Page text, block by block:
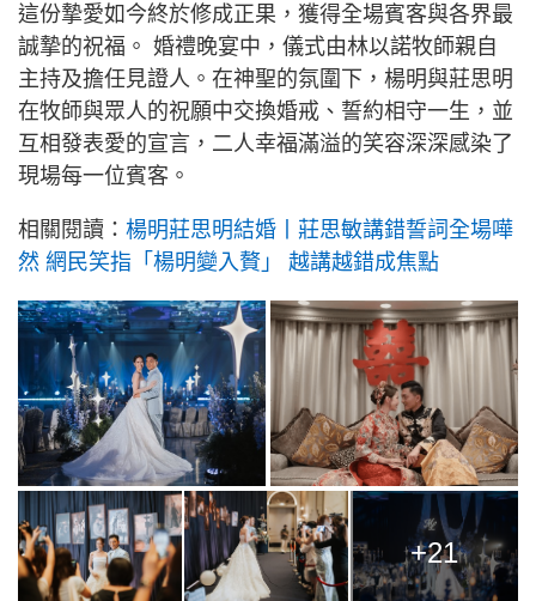
這份摯愛如今終於修成正果，獲得全場賓客與各界最
誠摯的祝福。 婚禮晚宴中，儀式由林以諾牧師親自
主持及擔任見證人。在神聖的氛圍下，楊明與莊思明
在牧師與眾人的祝願中交換婚戒、誓約相守一生，並
互相發表愛的宣言，二人幸福滿溢的笑容深深感染了
現場每一位賓客。
相關閱讀： 楊明莊思明結婚丨莊思敏講錯誓詞全場嘩
然 網民笑指「楊明變入贅」 越講越錯成焦點
+21